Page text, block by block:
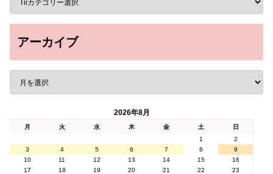
アーカイブ
2026年8月
月 火 水 木 金 土
日
1
2
3
4 5 6 7 8
9
10
11 12 13 14 15
16
17
18 19 20 21 22
23